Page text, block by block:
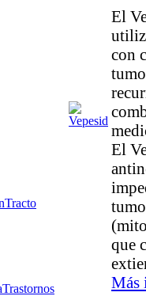
Tracto
Trastornos
El
con
El
que
Más